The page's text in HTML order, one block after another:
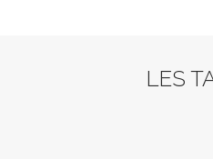
LES